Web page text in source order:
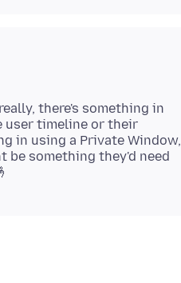
there's something in
user timeline or their
in using a Private Window,
something they'd need